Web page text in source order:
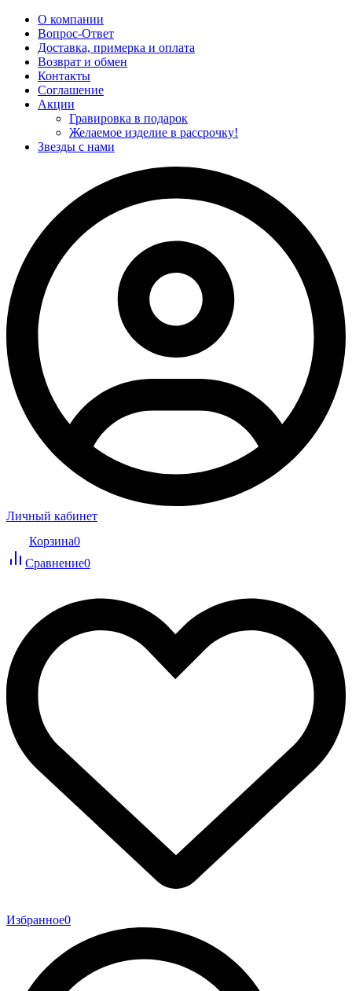
О компании
Вопрос-Ответ
Доставка, примерка и оплата
Возврат и обмен
Контакты
Соглашение
Акции
Гравировка в подарок
Желаемое изделие в рассрочку!
Звезды с нами
Личный кабинет
Корзина0
Сравнение0
Избранное0